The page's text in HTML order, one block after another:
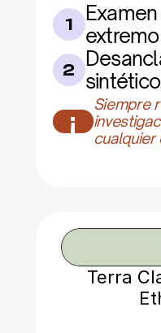
1
extremo
2
¡
Siempre
cualquier
Terra